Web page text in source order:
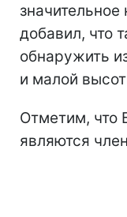
добавил, что
обнаружить
и малой
Отметим, что
являются